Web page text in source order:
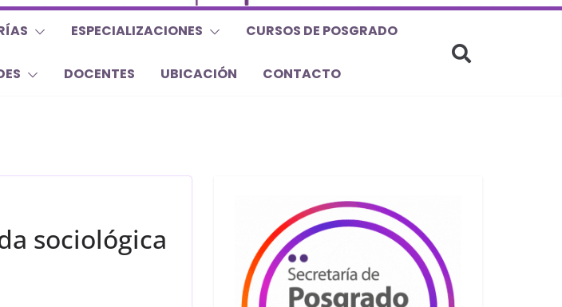
ESPECIALIZACIONES CURSOS DE POSGRADO
DOCENTES UBICACIÓN CONTACTO
sociológica